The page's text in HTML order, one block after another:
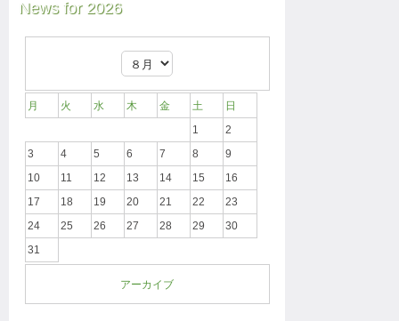
News for 2026
月 火 水 木 金 土
日
1
2
3
4 5 6 7 8
9
10
11 12 13 14 15
16
17
18 19 20 21 22
23
24
25 26 27 28 29
30
31
アーカイブ